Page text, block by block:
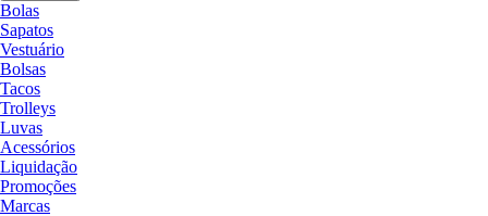
Bolas
Sapatos
Vestuário
Bolsas
Tacos
Trolleys
Luvas
Acessórios
Liquidação
Promoções
Marcas